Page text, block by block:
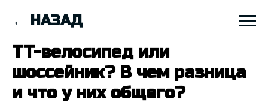
← НАЗАД
TT-велосипед или
шоссейник? В чем разница
и что у них общего?